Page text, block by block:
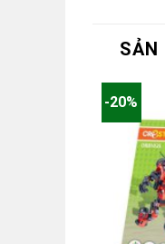
SẢN
-20%